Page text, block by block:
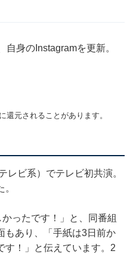
身のInstagramを更新。
元されることがあります。
ビ系）でテレビ初共演。
ったです！」と、同番組
もあり、「手紙は3日前か
す！」と伝えています。2